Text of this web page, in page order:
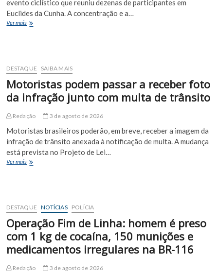
evento ciclístico que reuniu dezenas de participantes em
Euclides da Cunha. A concentração e a…
Ver mais3º
ciclistas
em
mais
uma
edição
sucesso
em
Euclides
da
Cunha
DESTAQUE SAIBA MAIS
Motoristas podem passar a receber foto
da infração junto com multa de trânsito
Redação 3 de agosto de 2026
Motoristas brasileiros poderão, em breve, receber a imagem da
infração de trânsito anexada à notificação de multa. A mudança
está prevista no Projeto de Lei…
Ver maisMotoristas
foto
da
infração
junto
com
multa
trânsito
DESTAQUE NOTÍCIAS POLÍCIA
Operação Fim de Linha: homem é preso
com 1 kg de cocaína, 150 munições e
medicamentos irregulares na BR-116
Redação 3 de agosto de 2026